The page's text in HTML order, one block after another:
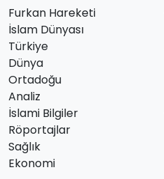
Furkan Hareketi
İslam Dünyası
Türkiye
Dünya
Ortadoğu
Analiz
İslami Bilgiler
Röportajlar
Sağlık
Ekonomi